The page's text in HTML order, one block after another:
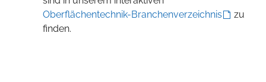
Oberflächentechnik-Branchenverzeichnis
zu
finden.